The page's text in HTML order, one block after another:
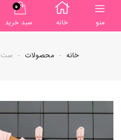
منو خانه
0
سبد خرید
خانه محصولات ست